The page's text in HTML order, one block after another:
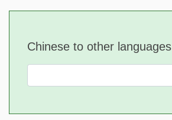
Chinese to other languages